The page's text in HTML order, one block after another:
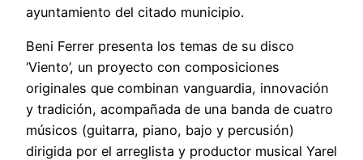
ayuntamiento del citado municipio.
Beni Ferrer presenta los temas de su disco
‘Viento’, un proyecto con composiciones
originales que combinan vanguardia, innovación
y tradición, acompañada de una banda de cuatro
músicos (guitarra, piano, bajo y percusión)
dirigida por el arreglista y productor musical Yarel